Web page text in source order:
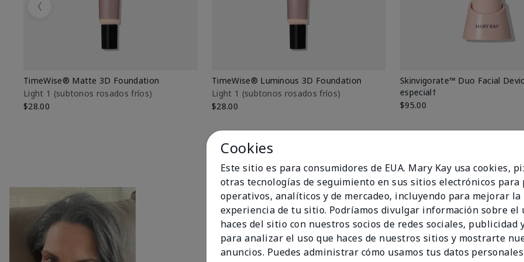
TimeWise® Matte 3D Foundation
Light 1​ (subtonos rosados fríos)
$28.00
TimeWise® Luminous 3D Foundation
Light 1​ (subtonos rosados fríos)
$28.00
Skinvigorate™ Duo Facial
especial†
$95.00
Previous
Cookies
Este sitio es para consumidores de EUA. Mary Kay usa cookies,
otras tecnologías de seguimiento en sus sitios electrónicos para
operativos, analíticos y de mercadeo, incluyendo para mejorar la
experiencia de tu sitio. Podríamos divulgar información sobre el
haces del sitio con nuestros socios de redes sociales, publicidad
para analizar el uso que haces de nuestros sitios y mostrarte
anuncios. Puedes administrar cómo usamos tus datos